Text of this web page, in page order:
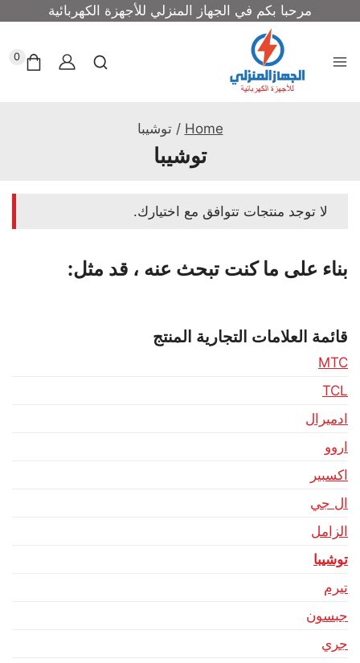
مرحبا بكم في الجهاز المنزلي للأجهزة الكهربائية
0
Home
/ توشيبا
توشيبا
لا توجد منتجات تتوافق مع اختيارك.
بناء على ما كنت تبحث عنه ، قد مثل:
قائمة العلامات التجارية المنتج
MTC
TCL
ادميرال
اروو
اكسبير
ال جي
الزامل
توشيبا
تيرم
جبسون
جري